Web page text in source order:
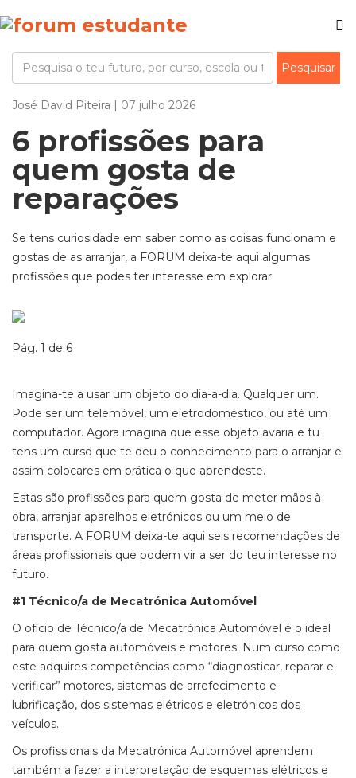
José David Piteira | 07 julho 2026
6 profissões para
quem gosta de
reparações
Se tens curiosidade em saber como as coisas funcionam e
gostas de as arranjar, a FORUM deixa-te aqui algumas
profissões que podes ter interesse em explorar.
Pág. 1 de 6
Imagina-te a usar um objeto do dia-a-dia. Qualquer um.
Pode ser um telemóvel, um eletrodoméstico, ou até um
computador. Agora imagina que esse objeto avaria e tu
tens um curso que te deu o conhecimento para o arranjar e
assim colocares em prática o que aprendeste.
Estas são profissões para quem gosta de meter mãos à
obra, arranjar aparelhos eletrónicos ou um meio de
transporte. A FORUM deixa-te aqui seis recomendações de
áreas profissionais que podem vir a ser do teu interesse no
futuro.
#1 Técnico/a de Mecatrónica Automóvel
O ofício de Técnico/a de Mecatrónica Automóvel é o ideal
para quem gosta automóveis e motores. Num curso como
este adquires competências como “diagnosticar, reparar e
verificar” motores, sistemas de arrefecimento e
lubrificação, dos sistemas elétricos e eletrónicos dos
veículos.
Os profissionais da Mecatrónica Automóvel aprendem
também a fazer a interpretação de esquemas elétricos e